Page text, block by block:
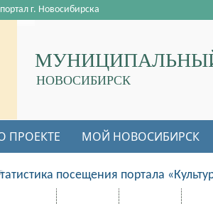
НОВОСИБИРСК
г. Новосибирска
ПРОЕКТЕ МОЙ НОВОСИБИРСК
посещения портала